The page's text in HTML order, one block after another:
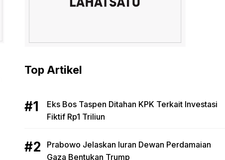
Top Artikel
Eks Bos Taspen Ditahan KPK Terkait Investasi
Fiktif Rp1 Triliun
Prabowo Jelaskan Iuran Dewan Perdamaian
Gaza Bentukan Trump